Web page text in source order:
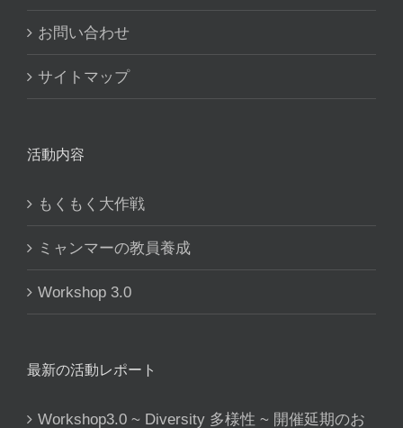
お問い合わせ
サイトマップ
活動内容
もくもく大作戦
ミャンマーの教員養成
Workshop 3.0
最新の活動レポート
Workshop3.0 ~ Diversity 多様性 ~ 開催延期のお